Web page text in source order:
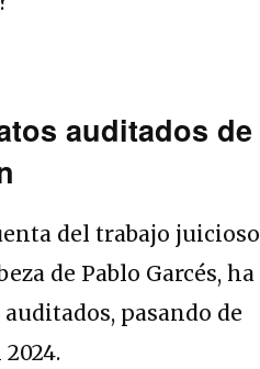
auditados de
del trabajo juicioso
de Pablo Garcés, ha
pasando de